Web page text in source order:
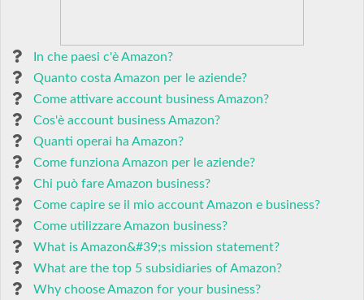
In che paesi c'è Amazon?
Quanto costa Amazon per le aziende?
Come attivare account business Amazon?
Cos'è account business Amazon?
Quanti operai ha Amazon?
Come funziona Amazon per le aziende?
Chi può fare Amazon business?
Come capire se il mio account Amazon e business?
Come utilizzare Amazon business?
What is Amazon&#39;s mission statement?
What are the top 5 subsidiaries of Amazon?
Why choose Amazon for your business?